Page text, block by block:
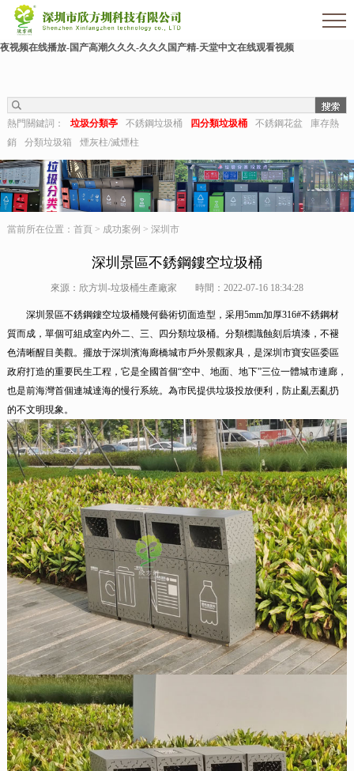
色婷婷影院-亚洲三级av-熟女毛片-亚洲日本一区二区三区-麻豆91在线-久久狠狠干-国
产成人激情-视频推荐-久久aaa-东北少妇不戴套对白第一次-深夜福利视频在线-成人午
夜视频在线播放-国产高潮久久久-久久久国产精-天堂中文在线观看视频
熱門關鍵詞： 垃圾分類亭 不銹鋼垃圾桶 四分類垃圾桶 不銹鋼花盆
庫存熱
銷
分類垃圾箱 煙灰柱/滅煙柱
當前所在位置： 首頁> 成功案例 > 深圳市
深圳景區不銹鋼鏤空垃圾桶
來源：欣方圳-垃圾桶生產廠家 時間：2022-07-16 18:34:28
深圳景區不銹鋼鏤空垃圾桶幾何藝術切面造型，采用5mm加厚316#不銹鋼材
質而成，單個可組成室內外二、三、四分類垃圾桶。分類標識蝕刻后填漆，不褪
色清晰醒目美觀。擺放于深圳濱海廊橋城市戶外景觀家具，是深圳市寶安區委區
政府打造的重要民生工程，它是全國首個“空中、地面、地下”三位一體城市連廊，
也是前海灣首個連城達海的慢行系統。為市民提供垃圾投放便利，防止亂丟亂扔
的不文明現象。